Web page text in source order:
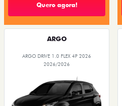
Quero agora!
ARGO
ARGO DRIVE 1.0 FLEX 4P 2026
2026/2026